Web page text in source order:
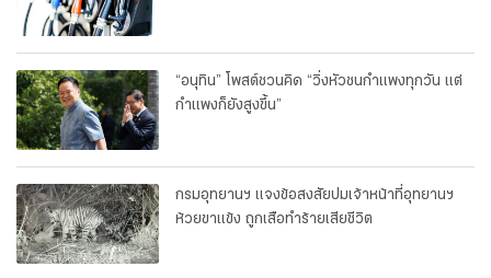
“อนุทิน” โพสต์ชวนคิด “วิ่งหัวชนกำแพงทุกวัน แต่
กำแพงก็ยังสูงขึ้น”
กรมอุทยานฯ แจงข้อสงสัยปมเจ้าหน้าที่อุทยานฯ
ห้วยขาแข้ง ถูกเสือทำร้ายเสียชีวิต